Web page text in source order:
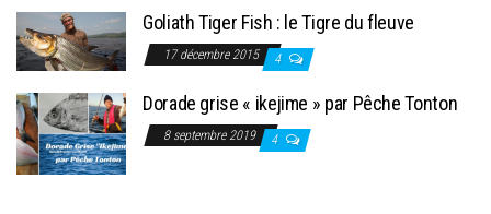
Goliath Tiger Fish : le Tigre du fleuve
17 décembre 2015 4
Dorade grise « ikejime » par Pêche Tonton
8 septembre 2019 4